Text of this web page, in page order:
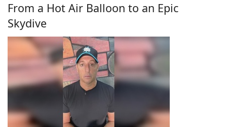
From a Hot Air Balloon to an Epic
Skydive